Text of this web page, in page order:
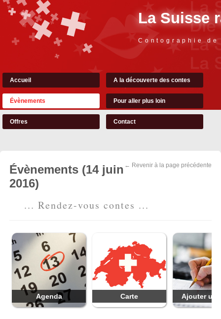
La Suisse
Contographie
Accueil A la découverte des contes
Évènements Pour aller plus loin
Offres Contact
← Revenir à la page précédente
Évènements (14 juin
2016)
... Rendez-vous contes ...
Agenda Carte Ajouter